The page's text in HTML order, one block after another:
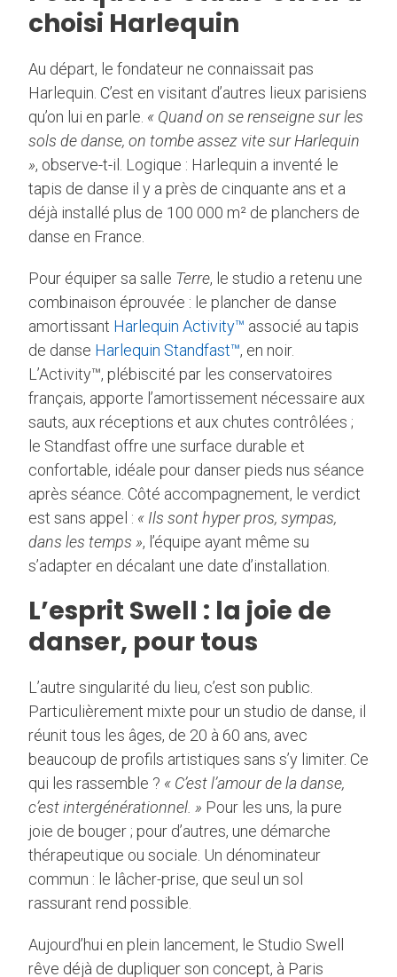
choisi Harlequin
Au départ, le fondateur ne connaissait pas
Harlequin. C’est en visitant d’autres lieux parisiens
qu’on lui en parle. « Quand on se renseigne sur les
sols de danse, on tombe assez vite sur Harlequin
», observe-t-il. Logique : Harlequin a inventé le
tapis de danse il y a près de cinquante ans et a
déjà installé plus de 100 000 m² de planchers de
danse en France.
Pour équiper sa salle Terre, le studio a retenu une
combinaison éprouvée : le plancher de danse
amortissant Harlequin Activity™ associé au tapis
de danse Harlequin Standfast™, en noir.
L’Activity™, plébiscité par les conservatoires
français, apporte l’amortissement nécessaire aux
sauts, aux réceptions et aux chutes contrôlées ;
le Standfast offre une surface durable et
confortable, idéale pour danser pieds nus séance
après séance. Côté accompagnement, le verdict
est sans appel : « Ils sont hyper pros, sympas,
dans les temps », l’équipe ayant même su
s’adapter en décalant une date d’installation.
L’esprit Swell : la joie de
danser, pour tous
L’autre singularité du lieu, c’est son public.
Particulièrement mixte pour un studio de danse, il
réunit tous les âges, de 20 à 60 ans, avec
beaucoup de profils artistiques sans s’y limiter. Ce
qui les rassemble ? « C’est l’amour de la danse,
c’est intergénérationnel. » Pour les uns, la pure
joie de bouger ; pour d’autres, une démarche
thérapeutique ou sociale. Un dénominateur
commun : le lâcher-prise, que seul un sol
rassurant rend possible.
Aujourd’hui en plein lancement, le Studio Swell
rêve déjà de dupliquer son concept, à Paris